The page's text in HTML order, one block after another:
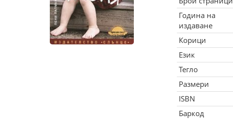
Година на
издаване
Корици
Език
Тегло
Размери
ISBN
Баркод